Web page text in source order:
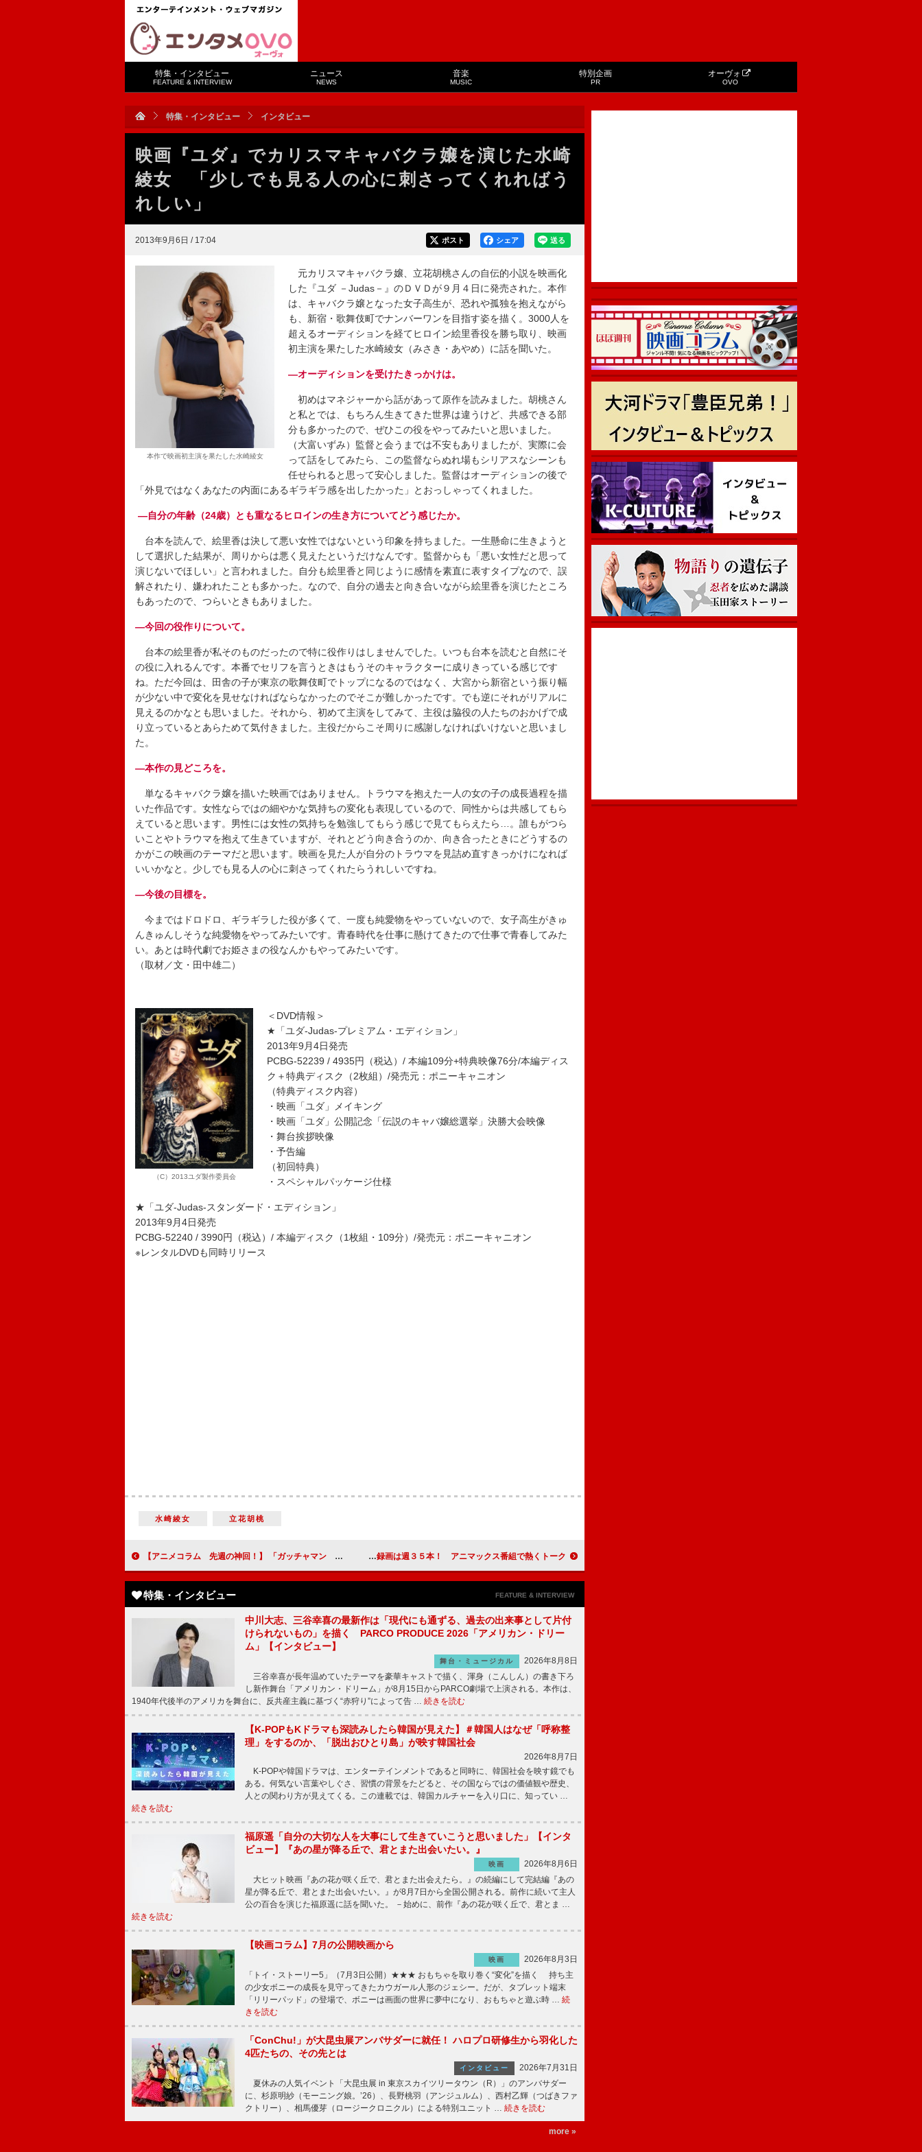
特集・インタビュー
FEATURE & INTERVIEW
ニュース
NEWS
音楽
MUSIC
特別企画
PR
オーヴォ
OVO
特集・インタビュー インタビュー
映画『ユダ』でカリスマキャバクラ嬢を演じた水崎
綾女 「少しでも見る人の心に刺さってくれればう
れしい」
2013年9月6日 / 17:04 送る
シェア
ポスト
本作で映画初主演を果たした水崎綾女
元カリスマキャバクラ嬢、立花胡桃さんの自伝的小説を映画化
した『ユダ －Judas－』のＤＶＤが９月４日に発売された。本作
は、キャバクラ嬢となった女子高生が、恐れや孤独を抱えながら
も、新宿・歌舞伎町でナンバーワンを目指す姿を描く。3000人を
超えるオーディションを経てヒロイン絵里香役を勝ち取り、映画
初主演を果たした水崎綾女（みさき・あやめ）に話を聞いた。
―オーディションを受けたきっかけは。
初めはマネジャーから話があって原作を読みました。胡桃さん
と私とでは、もちろん生きてきた世界は違うけど、共感できる部
分も多かったので、ぜひこの役をやってみたいと思いました。
（大富いずみ）監督と会うまでは不安もありましたが、実際に会
って話をしてみたら、この監督ならぬれ場もシリアスなシーンも
任せられると思って安心しました。監督はオーディションの後で
「外見ではなくあなたの内面にあるギラギラ感を出したかった」とおっしゃってくれました。
―自分の年齢（24歳）とも重なるヒロインの生き方についてどう感じたか。
台本を読んで、絵里香は決して悪い女性ではないという印象を持ちました。一生懸命に生きようと
して選択した結果が、周りからは悪く見えたというだけなんです。監督からも「悪い女性だと思って
演じないでほしい」と言われました。自分も絵里香と同じように感情を素直に表すタイプなので、誤
解されたり、嫌われたことも多かった。なので、自分の過去と向き合いながら絵里香を演じたところ
もあったので、つらいときもありました。
―今回の役作りについて。
台本の絵里香が私そのものだったので特に役作りはしませんでした。いつも台本を読むと自然にそ
の役に入れるんです。本番でセリフを言うときはもうそのキャラクターに成りきっている感じです
ね。ただ今回は、田舎の子が東京の歌舞伎町でトップになるのではなく、大宮から新宿という振り幅
が少ない中で変化を見せなければならなかったのでそこが難しかったです。でも逆にそれがリアルに
見えるのかなとも思いました。それから、初めて主演をしてみて、主役は脇役の人たちのおかげで成
り立っているとあらためて気付きました。主役だからこそ周りに感謝しなければいけないと思いまし
た。
―本作の見どころを。
単なるキャバクラ嬢を描いた映画ではありません。トラウマを抱えた一人の女の子の成長過程を描
いた作品です。女性ならではの細やかな気持ちの変化も表現しているので、同性からは共感してもら
えていると思います。男性には女性の気持ちを勉強してもらう感じで見てもらえたら…。誰もがつら
いことやトラウマを抱えて生きていますが、それとどう向き合うのか、向き合ったときにどうするの
かがこの映画のテーマだと思います。映画を見た人が自分のトラウマを見詰め直すきっかけになれば
いいかなと。少しでも見る人の心に刺さってくれたらうれしいですね。
―今後の目標を。
今まではドロドロ、ギラギラした役が多くて、一度も純愛物をやっていないので、女子高生がきゅ
んきゅんしそうな純愛物をやってみたいです。青春時代を仕事に懸けてきたので仕事で青春してみた
い。あとは時代劇でお姫さまの役なんかもやってみたいです。
（取材／文・田中雄二）
（C）2013ユダ製作委員会
＜DVD情報＞
★「ユダ-Judas-プレミアム・エディション」
2013年9月4日発売
PCBG-52239 / 4935円（税込）/ 本編109分+特典映像76分/本編ディス
ク＋特典ディスク（2枚組）/発売元：ポニーキャニオン
（特典ディスク内容）
・映画「ユダ」メイキング
・映画「ユダ」公開記念「伝説のキャバ嬢総選挙」決勝大会映像
・舞台挨拶映像
・予告編
（初回特典）
・スペシャルパッケージ仕様
★「ユダ-Judas-スタンダード・エディション」
2013年9月4日発売
PCBG-52240 / 3990円（税込）/ 本編ディスク（1枚組・109分）/発売元：ポニーキャニオン
※レンタルDVDも同時リリース
水崎綾女 立花胡桃
【アニメコラム 先週の神回！】 「ガッチャマン クラウズ」＃７「Abjection（アブジェクション）」 足立梨花、アニメの録画は週３５本！ アニマックス番組で熱くトーク
特集・インタビュー FEATURE & INTERVIEW
中川大志、三谷幸喜の最新作は「現代にも通ずる、過去の出来事として片付
けられないもの」を描く PARCO PRODUCE 2026「アメリカン・ドリー
ム」【インタビュー】
舞台・ミュージカル
2026年8月8日
三谷幸喜が長年温めていたテーマを豪華キャストで描く、渾身（こんしん）の書き下ろ
し新作舞台「アメリカン・ドリーム」が8月15日からPARCO劇場で上演される。本作は、
1940年代後半のアメリカを舞台に、反共産主義に基づく“赤狩り”によって告 … 続きを読む
【K-POPもKドラマも深読みしたら韓国が見えた】＃韓国人はなぜ「呼称整
理」をするのか、「脱出おひとり島」が映す韓国社会
2026年8月7日
K-POPや韓国ドラマは、エンターテインメントであると同時に、韓国社会を映す鏡でも
ある。何気ない言葉やしぐさ、習慣の背景をたどると、その国ならではの価値観や歴史、
人との関わり方が見えてくる。この連載では、韓国カルチャーを入り口に、知ってい …
続きを読む
福原遥「自分の大切な人を大事にして生きていこうと思いました」【インタ
ビュー】『あの星が降る丘で、君とまた出会いたい。』
映画
2026年8月6日
大ヒット映画『あの花が咲く丘で、君とまた出会えたら。』の続編にして完結編『あの
星が降る丘で、君とまた出会いたい。』が8月7日から全国公開される。前作に続いて主人
公の百合を演じた福原遥に話を聞いた。 －始めに、前作『あの花が咲く丘で、君とま …
続きを読む
【映画コラム】7月の公開映画から
映画
2026年8月3日
「トイ・ストーリー5」（7月3日公開）★★★ おもちゃを取り巻く“変化”を描く 持ち主
の少女ボニーの成長を見守ってきたカウガール人形のジェシー。だが、タブレット端末
「リリーパッド」の登場で、ボニーは画面の世界に夢中になり、おもちゃと遊ぶ時 … 続
きを読む
「ConChu!」が大昆虫展アンバサダーに就任！ ハロプロ研修生から羽化した
4匹たちの、その先とは
インタビュー
2026年7月31日
夏休みの人気イベント「大昆虫展 in 東京スカイツリータウン（R）」のアンバサダー
に、杉原明紗（モーニング娘。’26）、長野桃羽（アンジュルム）、西村乙輝（つばきファ
クトリー）、相馬優芽（ロージークロニクル）による特別ユニット … 続きを読む
more »